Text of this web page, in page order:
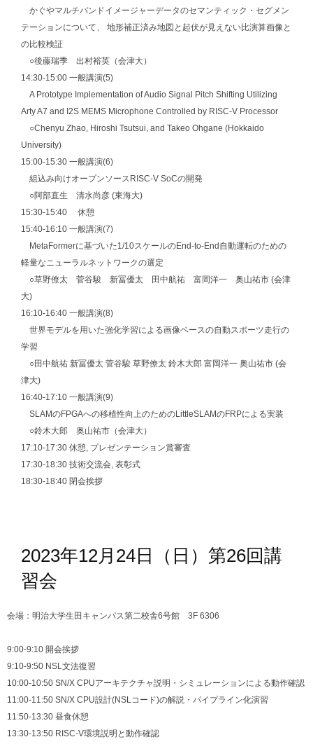
かぐやマルチバンドイメージャーデータのセマンティック・セグメン
テーションについて、 地形補正済み地図と起伏が見えない比演算画像と
の比較検証
○後藤瑞季 出村裕英（会津大）
14:30-15:00 一般講演(5)
A Prototype Implementation of Audio Signal Pitch Shifting Utilizing
Arty A7 and I2S MEMS Microphone Controlled by RISC-V Processor
○Chenyu Zhao, Hiroshi Tsutsui, and Takeo Ohgane (Hokkaido
University)
15:00-15:30 一般講演(6)
組込み向けオープンソースRISC-V SoCの開発
○阿部直生 清水尚彦 (東海大)
15:30-15:40 休憩
15:40-16:10 一般講演(7)
MetaFormerに基づいた1/10スケールのEnd-to-End自動運転のための
軽量なニューラルネットワークの選定
○草野僚太 菅谷駿 新冨優太 田中航祐 富岡洋一 奥山祐市 (会津
大)
16:10-16:40 一般講演(8)
世界モデルを用いた強化学習による画像ベースの自動スポーツ走行の
学習
○田中航祐 新冨優太 菅谷駿 草野僚太 鈴木大郎 富岡洋一 奥山祐市 (会
津大)
16:40-17:10 一般講演(9)
SLAMのFPGAへの移植性向上のためのLittleSLAMのFRPによる実装
○鈴木大郎 奥山祐市（会津大）
17:10-17:30 休憩, プレゼンテーション賞審査
17:30-18:30 技術交流会, 表彰式
18:30-18:40 閉会挨拶
2023年12月24日（日）第26回講
習会
会場：明治大学生田キャンパス第二校舎6号館 3F 6306
9:00-9:10 開会挨拶
9:10-9:50 NSL文法復習
10:00-10:50 SN/X CPUアーキテクチャ説明・シミュレーションによる動作確認
11:00-11:50 SN/X CPU設計(NSLコード)の解説・パイプライン化演習
11:50-13:30 昼食休憩
13:30-13:50 RISC-V環境説明と動作確認